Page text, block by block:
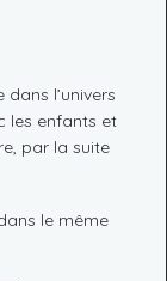
l’univers
les enfants et
par la suite
le même